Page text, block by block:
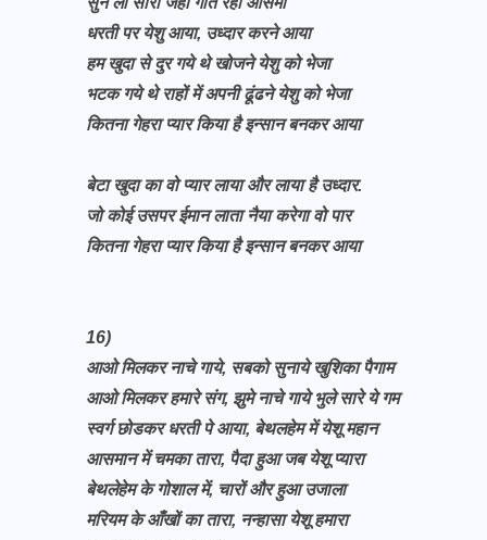
धरती पर येशु आया, उध्दार करने आया
हम खुदा से दुर गये थे खोजने येशु को भेजा
भटक गये थे राहों में अपनी ढूंढने येशु को भेजा
कितना गेहरा प्यार किया है इन्सान बनकर आया
बेटा खुदा का वो प्यार लाया और लाया है उध्दार.
जो कोई उसपर ईमान लाता नैया करेगा वो पार
कितना गेहरा प्यार किया है इन्सान बनकर आया
16)
आओ मिलकर नाचे गाये, सबको सुनाये खुशिका पैगाम
आओ मिलकर हमारे संग, झुमे नाचे गाये भुले सारे ये गम
स्वर्ग छोडकर धरती पे आया, बेथलहेम में येशू महान
आसमान में चमका तारा, पैदा हुआ जब येशू प्यारा
बेथलेहेम के गोशाल में, चारों और हुआ उजाला
मरियम के आँखों का तारा, नन्हासा येशू हमारा